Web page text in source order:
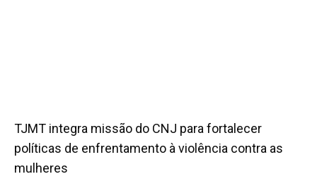
TJMT integra missão do CNJ para fortalecer
políticas de enfrentamento à violência contra as
mulheres